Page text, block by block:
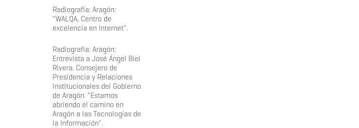
Radiografía: Aragón:
"WALQA, Centro de
excelencia en Internet".
Radiografía: Aragón:
Entrevista a José Ángel Biel
Rivera. Consejero de
Presidencia y Relaciones
Institucionales del Gobierno
de Aragón. "Estamos
abriendo el camino en
Aragón a las Tecnologías de
la Información".